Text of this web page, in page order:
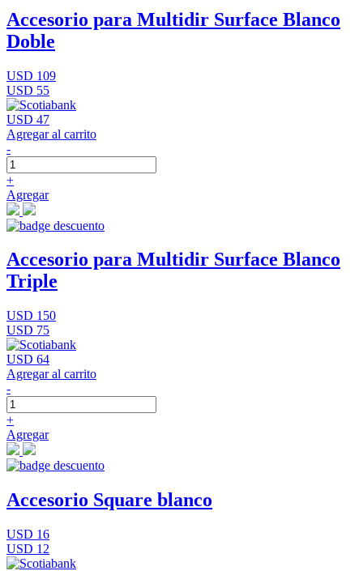
Accesorio para Multidir Surface Blanco
Doble
USD 109
USD 55
USD 47
Agregar al carrito
-
+
Agregar
Accesorio para Multidir Surface Blanco
Triple
USD 150
USD 75
USD 64
Agregar al carrito
-
+
Agregar
Accesorio Square blanco
USD 16
USD 12